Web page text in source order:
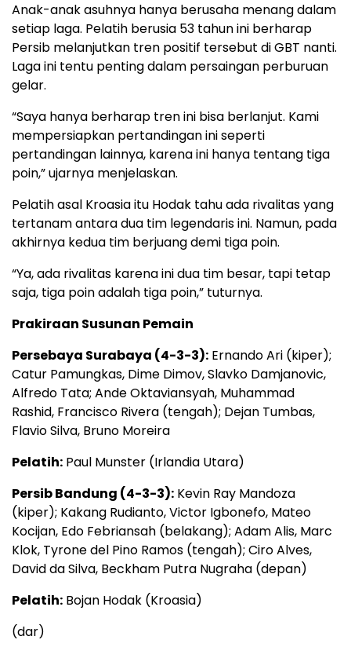
Anak-anak asuhnya hanya berusaha menang dalam
setiap laga. Pelatih berusia 53 tahun ini berharap
Persib melanjutkan tren positif tersebut di GBT nanti.
Laga ini tentu penting dalam persaingan perburuan
gelar.
“Saya hanya berharap tren ini bisa berlanjut. Kami
mempersiapkan pertandingan ini seperti
pertandingan lainnya, karena ini hanya tentang tiga
poin,” ujarnya menjelaskan.
Pelatih asal Kroasia itu Hodak tahu ada rivalitas yang
tertanam antara dua tim legendaris ini. Namun, pada
akhirnya kedua tim berjuang demi tiga poin.
“Ya, ada rivalitas karena ini dua tim besar, tapi tetap
saja, tiga poin adalah tiga poin,” tuturnya.
Prakiraan Susunan Pemain
Persebaya Surabaya (4-3-3): Ernando Ari (kiper);
Catur Pamungkas, Dime Dimov, Slavko Damjanovic,
Alfredo Tata; Ande Oktaviansyah, Muhammad
Rashid, Francisco Rivera (tengah); Dejan Tumbas,
Flavio Silva, Bruno Moreira
Pelatih: Paul Munster (Irlandia Utara)
Persib Bandung (4-3-3): Kevin Ray Mandoza
(kiper); Kakang Rudianto, Victor Igbonefo, Mateo
Kocijan, Edo Febriansah (belakang); Adam Alis, Marc
Klok, Tyrone del Pino Ramos (tengah); Ciro Alves,
David da Silva, Beckham Putra Nugraha (depan)
Pelatih: Bojan Hodak (Kroasia)
(dar)